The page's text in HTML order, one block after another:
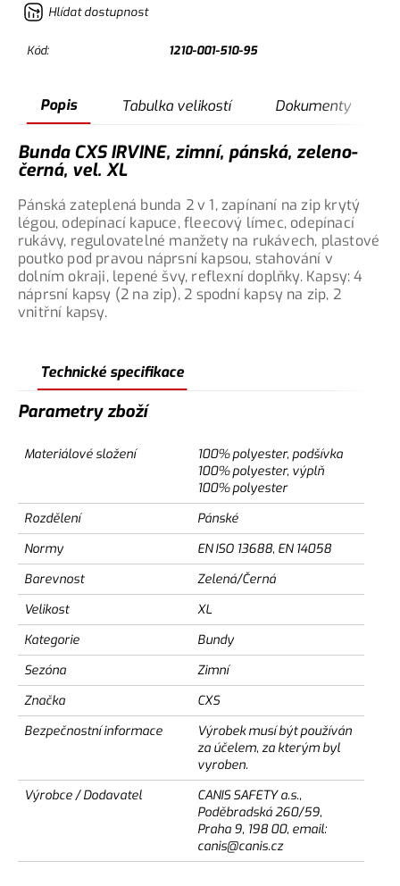
Hlídat dostupnost
Kód: 1210-001-510-95
Popis Tabulka velikostí Dokumenty
Bunda CXS IRVINE, zimní, pánská, zeleno-
černá, vel. XL
Pánská zateplená bunda 2 v 1, zapínaní na zip krytý
légou, odepínací kapuce, fleecový límec, odepínací
rukávy, regulovatelné manžety na rukávech, plastové
poutko pod pravou náprsní kapsou, stahování v
dolním okraji, lepené švy, reflexní doplňky. Kapsy: 4
náprsní kapsy (2 na zip), 2 spodní kapsy na zip, 2
vnitřní kapsy.
Technické specifikace
Parametry zboží
Materiálové složení
100% polyester, podšívka
100% polyester, výplň
100% polyester
Rozdělení
Pánské
Normy
EN ISO 13688, EN 14058
Barevnost
Zelená/Černá
Velikost
XL
Kategorie
Bundy
Sezóna
Zimní
Značka
CXS
Bezpečnostní informace
Výrobek musí být používán
za účelem, za kterým byl
vyroben.
Výrobce / Dodavatel
CANIS SAFETY a.s.,
Poděbradská 260/59,
Praha 9, 198 00, email:
canis@canis.cz